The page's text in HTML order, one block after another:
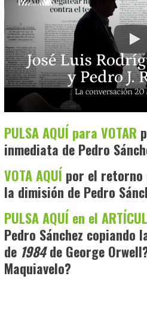
PULSA AQUÍ para VOTAR
inmediata de Pedro
VOTA AQUÍ por el retorno
la dimisión de Pedro
PULSA AQUÍ en el
Pedro Sánchez copiando
de 1984de George
Maquiavelo?